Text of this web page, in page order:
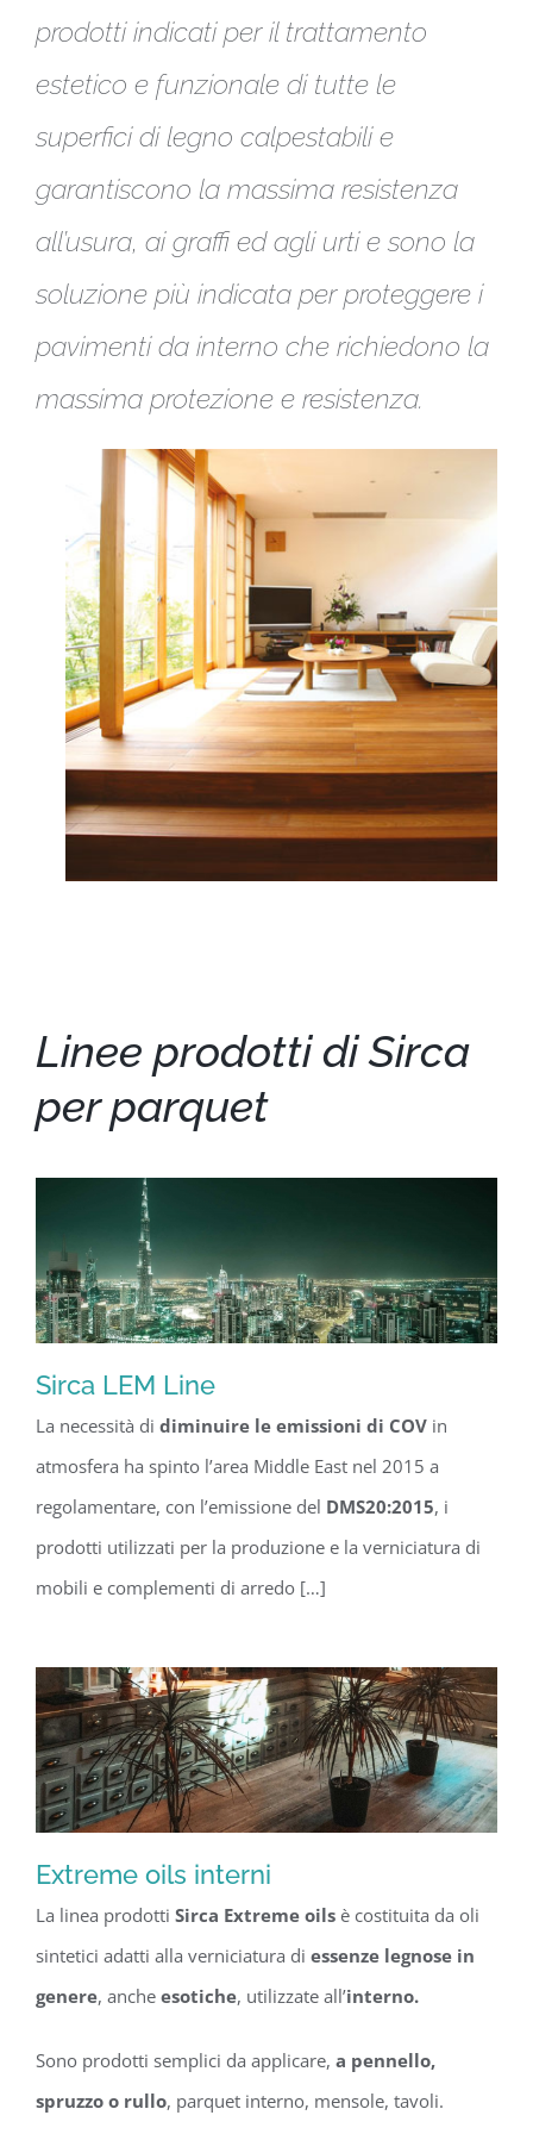
prodotti indicati per il trattamento
estetico e funzionale di tutte le
superfici di legno calpestabili e
garantiscono la massima resistenza
all’usura, ai graffi ed agli urti e sono la
soluzione più indicata per proteggere i
pavimenti da interno che richiedono la
massima protezione e resistenza.
Linee prodotti di Sirca
per parquet
Sirca LEM Line
Sirca LEM Line
La necessità di diminuire le emissioni di COV in
atmosfera ha spinto l’area Middle East nel 2015 a
regolamentare, con l’emissione del DMS20:2015, i
prodotti utilizzati per la produzione e la verniciatura di
mobili e complementi di arredo […]
Extreme oils interni
Extreme oils interni
La linea prodotti Sirca Extreme oils è costituita da oli
sintetici adatti alla verniciatura di essenze legnose in
genere, anche esotiche, utilizzate all’interno.
Sono prodotti semplici da applicare, a pennello,
spruzzo o rullo, parquet interno, mensole, tavoli.